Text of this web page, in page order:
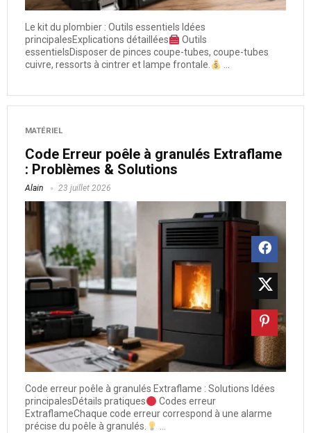
Le kit du plombier : Outils essentiels Idées
principalesExplications détaillées
Outils
essentielsDisposer de pinces coupe-tubes, coupe-tubes
cuivre, ressorts à cintrer et lampe frontale.
MATÉRIEL
Code Erreur poêle à granulés Extraflame
: Problèmes & Solutions
Alain 23 juillet 2026
Code erreur poêle à granulés Extraflame : Solutions Idées
principalesDétails pratiques
Codes erreur
ExtraflameChaque code erreur correspond à une alarme
précise du poêle à granulés.